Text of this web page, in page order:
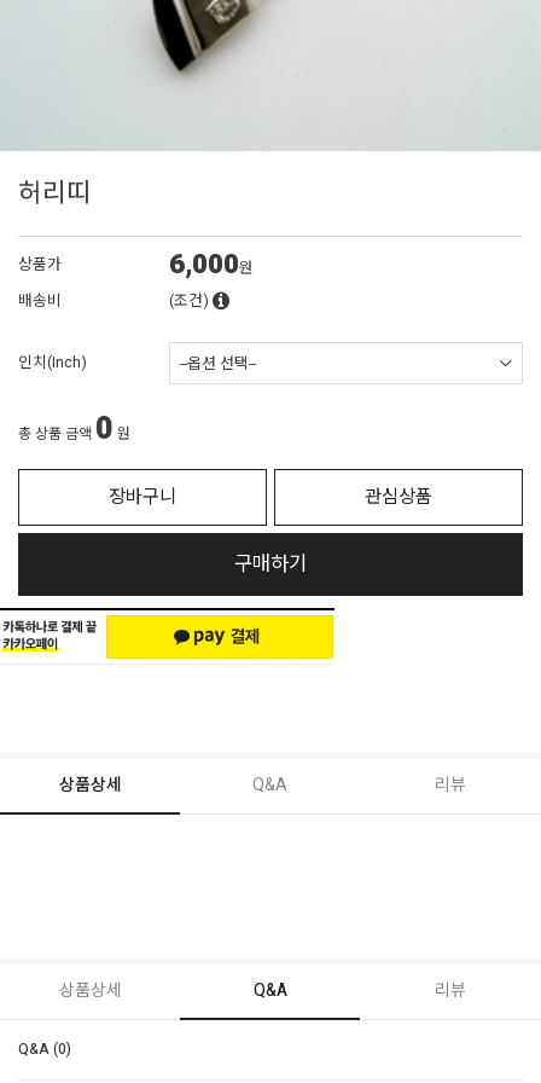
허리띠
상품가 6,000원
배송비
(조건)
인치(Inch)
총 상품 금액 0 원
장바구니 관심상품
구매하기
상품상세 Q&A 리뷰
상품상세 Q&A 리뷰
Q&A (0)